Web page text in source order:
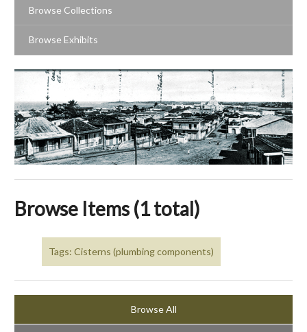
Browse Collections
Browse Exhibits
Browse Items (1 total)
Tags: Cisterns (plumbing components)
Browse All